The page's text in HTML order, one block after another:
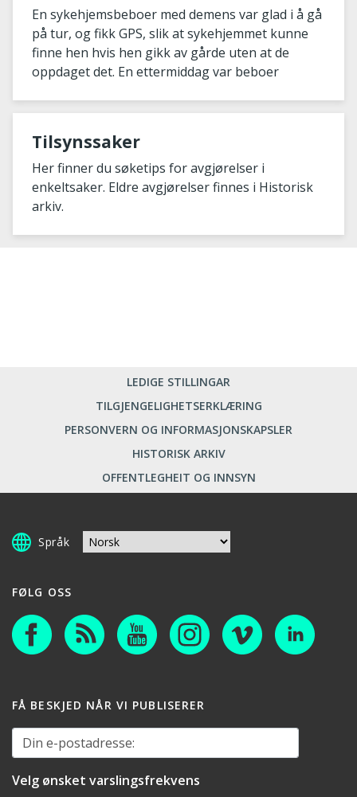
En sykehjemsbeboer med demens var glad i å gå
på tur, og fikk GPS, slik at sykehjemmet kunne
finne hen hvis hen gikk av gårde uten at de
oppdaget det. En ettermiddag var beboer
Tilsynssaker
Her finner du søketips for avgjørelser i
enkeltsaker. Eldre avgjørelser finnes i Historisk
arkiv.
LEDIGE STILLINGAR
TILGJENGELIGHETSERKLÆRING
PERSONVERN OG INFORMASJONSKAPSLER
HISTORISK ARKIV
OFFENTLEGHEIT OG INNSYN
Språk
FØLG OSS
FÅ BESKJED NÅR VI PUBLISERER
Din e-postadresse:
Velg ønsket varslingsfrekvens